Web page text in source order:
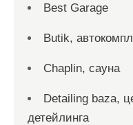
Best Garage
Butik,
Chaplin, сауна
Detailing baza,
детейлинга